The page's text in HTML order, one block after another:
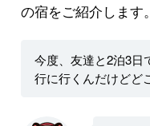
の宿をご紹介します。
今度、友達と2泊3日
行に行くんだけどど